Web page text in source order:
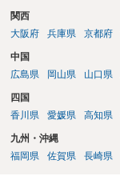
関西
大阪府
兵庫県 京都府
中国
広島県
岡山県 山口県
四国
香川県
愛媛県 高知県
九州・沖縄
福岡県
佐賀県 長崎県